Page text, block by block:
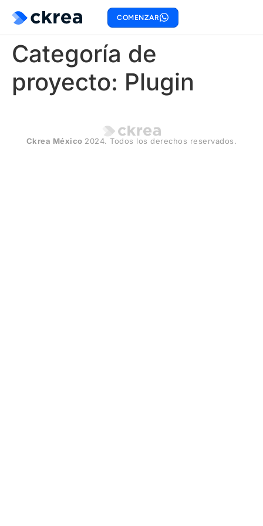
COMENZAR
Categoría de
proyecto: Plugin
Ckrea México 2024. Todos los derechos reservados.